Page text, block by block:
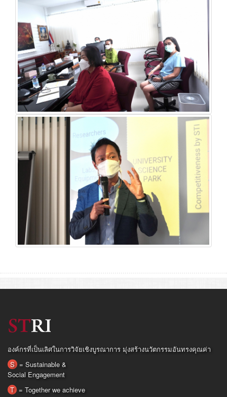
องค์กรที่เป็นเลิศในการวิจัยเชิงบูรณาการ มุ่งสร้างนวัตกรรมอันทรงคุณค่า
S = Sustainable &
Social Engagement
T = Together we achieve